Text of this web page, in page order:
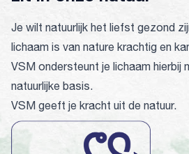
Je wilt natuurlijk het liefst gezond
lichaam is van nature krachtig en
VSM ondersteunt je lichaam hierbij
natuurlijke basis.
VSM geeft je kracht uit de natuur.